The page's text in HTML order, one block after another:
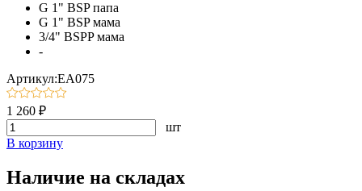
G 1" BSP папа
G 1" BSP мама
3/4" BSPP мама
-
Артикул:EA075
1 260 ₽
шт
В корзину
Наличие на складах